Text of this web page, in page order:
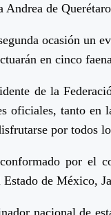
Andrea de
ocasión un
en cinco
de la
oficiales, tanto en
por todos
por el
de México,
nacional de